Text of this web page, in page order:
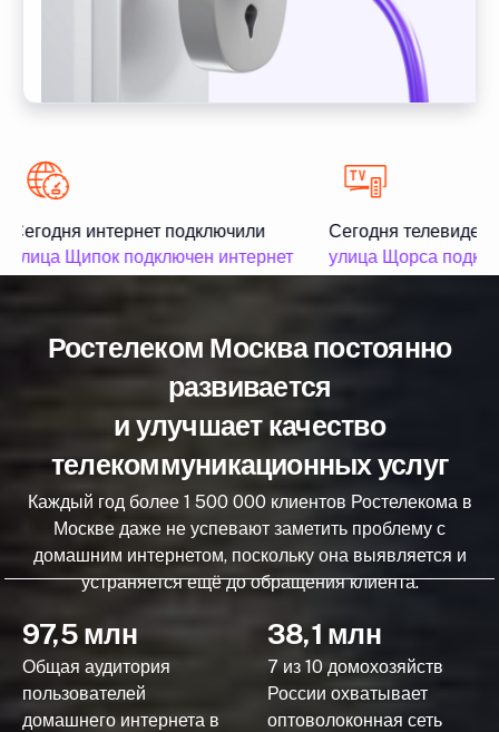
Сегодня интернет подключили
улица Щипок подключен интернет
Сегодня
улица Щорса
Ростелеком Москва постоянно
развивается
и улучшает качество
телекоммуникационных услуг
Каждый год более 1 500 000 клиентов Ростелекома в
Москве даже не успевают заметить проблему с
домашним интернетом, поскольку она выявляется и
устраняется ещё до обращения клиента.
97,5 млн
Общая аудитория
пользователей
домашнего интернета в
38,1 млн
7 из 10 домохозяйств
России охватывает
оптоволоконная сеть